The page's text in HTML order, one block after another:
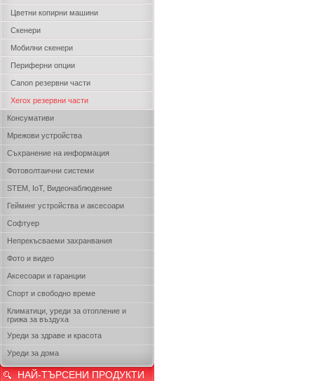
Цветни копирни машини
Скенери
Мобилни скенери
Периферни опции
Canon резервни части
Xerox резервни части
Консумативи
Мрежови устройства
Съхранение на информация
Фотоволтаични системи
STEM, IoT, Видеонаблюдение
Гейминг устройства и аксесоари
Софтуер
Непрекъсваеми захранвания
Фото и видео
Аксесоари и гаранции
Спорт и свободно време
Климатици, уреди за отопление и
грижа за въздуха
Уреди за здраве и красота
Уреди за дома
НАЙ-ТЪРСЕНИ ПРОДУКТИ